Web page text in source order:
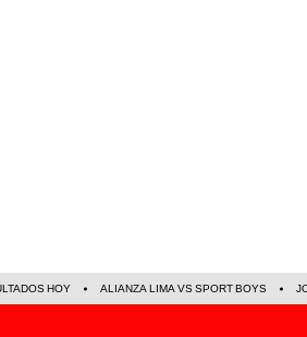
HOY ALIANZA LIMA VS SPORT BOYS